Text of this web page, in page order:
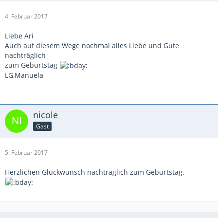
4. Februar 2017
Liebe Ari
Auch auf diesem Wege nochmal alles Liebe und Gute
nachträglich
zum Geburtstag
LG,Manuela
nicole
Gast
5. Februar 2017
Herzlichen Glückwunsch nachträglich zum Geburtstag.